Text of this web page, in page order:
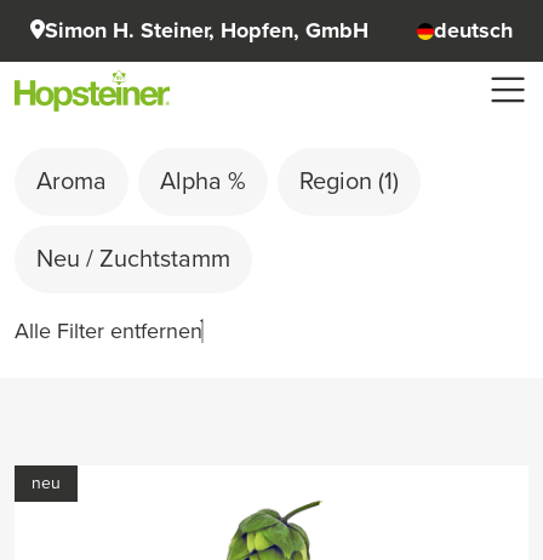
Simon H. Steiner, Hopfen, GmbH deutsch
Aroma Alpha % Region (1)
Neu / Zuchtstamm
Alle Filter entfernen
neu